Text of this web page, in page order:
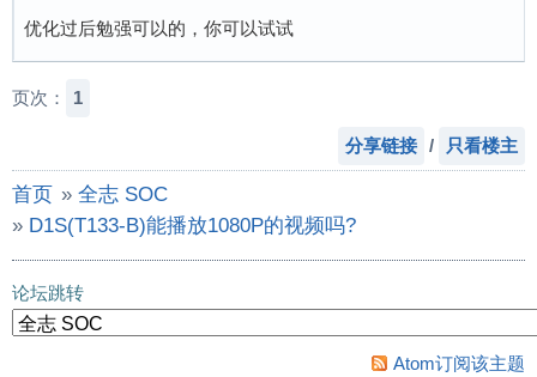
优化过后勉强可以的，你可以试试
页次： 1
分享链接 / 只看楼主
首页 » 全志 SOC
» D1S(T133-B)能播放1080P的视频吗?
论坛跳转
Atom订阅该主题